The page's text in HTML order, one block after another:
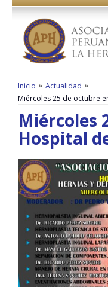
Inicio » Actualidad »
Miércoles 25 de octubre
Miércoles
Hospital